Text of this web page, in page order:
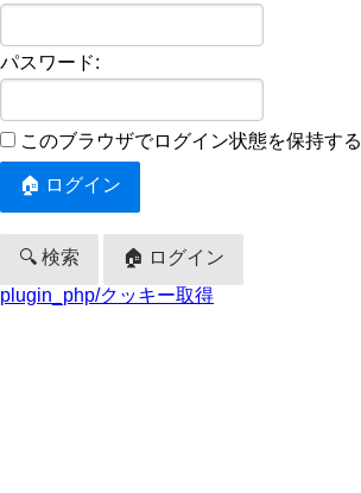
パスワード:
このブラウザでログイン状態を保持する
🔍 検索
🏠 ログイン
plugin_php/クッキー取得